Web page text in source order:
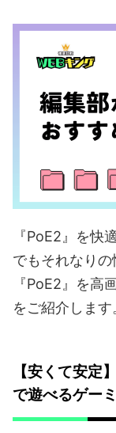
『PoE2』を快
でもそれなりの
『PoE2』を高
をご紹介します
【安くて安定
で遊べるゲー